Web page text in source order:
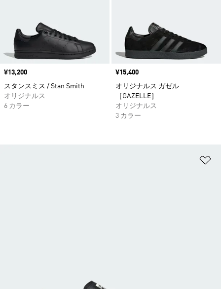
価格
¥13,200
スタンスミス / Stan Smith
オリジナルス
6 カラー
価格
¥15,400
オリジナルス ガゼル
［GAZELLE］
オリジナルス
3 カラー